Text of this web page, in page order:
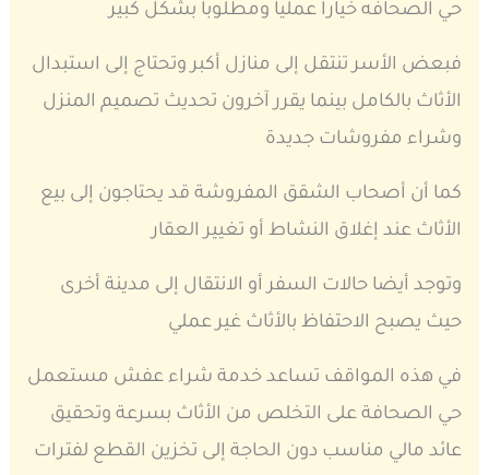
حي الصحافه خيارا عمليا ومطلوبا بشكل كبير
فبعض الأسر تنتقل إلى منازل أكبر وتحتاج إلى استبدال
الأثاث بالكامل بينما يقرر آخرون تحديث تصميم المنزل
وشراء مفروشات جديدة
كما أن أصحاب الشقق المفروشة قد يحتاجون إلى بيع
الأثاث عند إغلاق النشاط أو تغيير العقار
وتوجد أيضا حالات السفر أو الانتقال إلى مدينة أخرى
حيث يصبح الاحتفاظ بالأثاث غير عملي
في هذه المواقف تساعد خدمة شراء عفش مستعمل
حي الصحافة على التخلص من الأثاث بسرعة وتحقيق
عائد مالي مناسب دون الحاجة إلى تخزين القطع لفترات